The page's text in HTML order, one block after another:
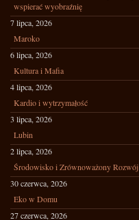
wspierać wyobraźnię
7 lipca, 2026
Maroko
6 lipca, 2026
Kultura i Mafia
4 lipca, 2026
Kardio i wytrzymałość
3 lipca, 2026
Lubin
2 lipca, 2026
Środowisko i Zrównoważony Rozwój
30 czerwca, 2026
Eko w Domu
27 czerwca, 2026